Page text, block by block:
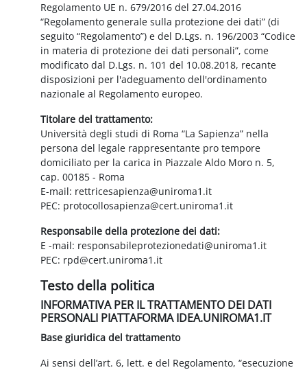
Regolamento UE n. 679/2016 del 27.04.2016
“Regolamento generale sulla protezione dei dati” (di
seguito “Regolamento”) e del D.Lgs. n. 196/2003 “Codice
in materia di protezione dei dati personali”, come
modificato dal D.Lgs. n. 101 del 10.08.2018, recante
disposizioni per l'adeguamento dell'ordinamento
nazionale al Regolamento europeo.
Titolare del trattamento:
Università degli studi di Roma “La Sapienza” nella
persona del legale rappresentante pro tempore
domiciliato per la carica in Piazzale Aldo Moro n. 5,
cap. 00185 - Roma
E-mail: rettricesapienza@uniroma1.it
PEC: protocollosapienza@cert.uniroma1.it
Responsabile della protezione dei dati:
E -mail: responsabileprotezionedati@uniroma1.it
PEC: rpd@cert.uniroma1.it
Testo della politica
INFORMATIVA PER IL TRATTAMENTO DEI DATI
PERSONALI PIATTAFORMA IDEA.UNIROMA1.IT
Base giuridica del trattamento
Ai sensi dell’art. 6, lett. e del Regolamento, “esecuzione